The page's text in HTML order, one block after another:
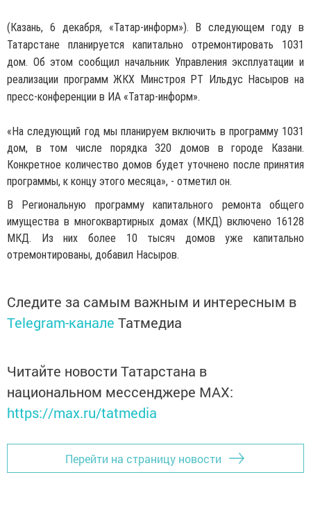
(Казань, 6 декабря, «Татар-информ»). В следующем году в
Татарстане планируется капитально отремонтировать 1031
дом. Об этом сообщил начальник Управления эксплуатации и
реализации программ ЖКХ Минстроя РТ Ильдус Насыров на
пресс-конференции в ИА «Татар-информ».
«На следующий год мы планируем включить в программу 1031
дом, в том числе порядка 320 домов в городе Казани.
Конкретное количество домов будет уточнено после принятия
программы, к концу этого месяца», - отметил он.
В Региональную программу капитального ремонта общего
имущества в многоквартирных домах (МКД) включено 16128
МКД. Из них более 10 тысяч домов уже капитально
отремонтированы, добавил Насыров.
Следите за самым важным и интересным в
Telegram-канале Татмедиа
Читайте новости Татарстана в
национальном мессенджере MАХ:
https://max.ru/tatmedia
Перейти на страницу новости